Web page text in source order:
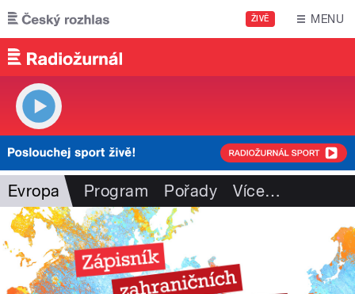
Přejít k hlavnímu obsahu
ŽIVĚ MENU
Evropa Program Pořady Více…